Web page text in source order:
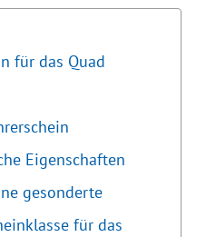
für das Quad
Eigenschaften
gesonderte
für das